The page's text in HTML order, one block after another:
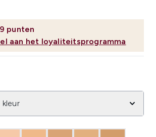
punten
aan het loyaliteitsprogramma